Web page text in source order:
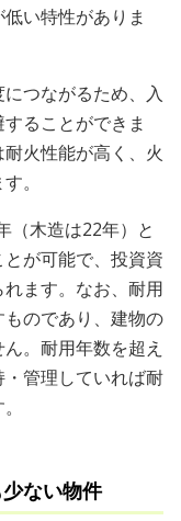
い特性がありま
つながるため、入
ることができま
火性能が高く、火
。
（木造は22年）と
が可能で、投資資
ます。なお、耐用
のであり、建物の
。耐用年数を超え
管理していれば耐
ない物件